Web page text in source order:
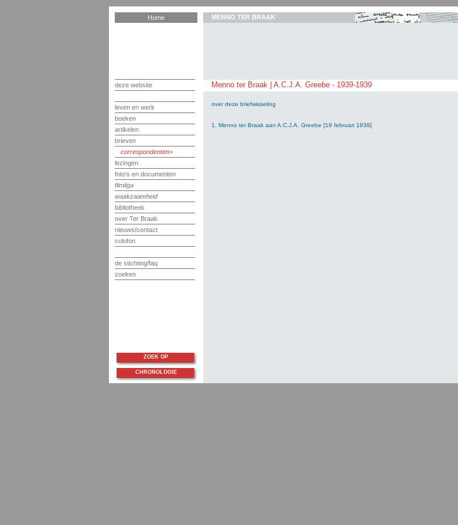
Home
deze website
leven en werk
boeken
artikelen
brieven
correspondenten
lezingen
foto's en documenten
filmliga
waakzaamheid
bibliotheek
over Ter Braak
nieuws/contact
colofon
de stichting/faq
zoeken
MENNO TER BRAAK
Menno ter Braak | A.C.J.A. Greebe - 1939-1939
over deze briefwisseling
1. Menno ter Braak aan A.C.J.A. Greebe [19 februari 1939]
ZOEK OP
CHRONOLOGIE